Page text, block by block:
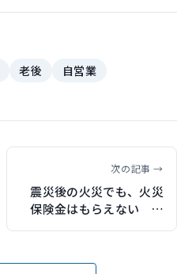
老後 自営業
次の記事 →
震災後の火災でも、火災
保険金はもらえない 宮
城県の住民が敗訴